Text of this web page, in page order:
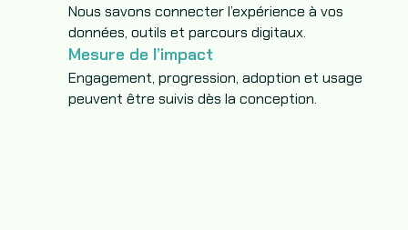
Nous savons connecter l’expérience à vos
données, outils et parcours digitaux.
Mesure de l’impact
Engagement, progression, adoption et usage
peuvent être suivis dès la conception.